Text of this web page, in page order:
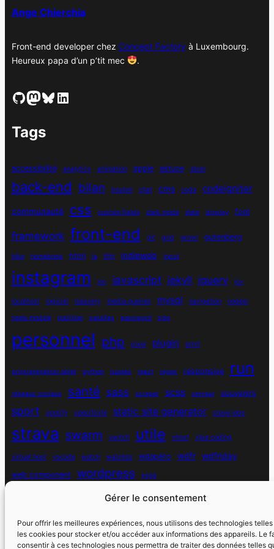
Gérer le consentement
Pour offrir les meilleures expériences, nous utilisons des technologies
les cookies pour stocker et/ou accéder aux informations des appareils. Le
consentir à ces technologies nous permettra de traiter des données telles
Ange Chierchia
Front-end developer chez Concept Factoryà Luxembourg.
Heureux papa d’un p’tit mec
.
GitHub Mastodon Bluesky LinkedIn
Tags
accessibilité analytics animation apple astuce atom
back-end bilan bouton chat cms coda codeigniter
communauté css custom fields dark mode date display font
framework front-end git grid growl gutenberg
hike homebrew html ia ifttt indieweb input
instagram ios javascript jekyll jquery jsx
localhost logiciel masonry media queries mysql navigation nodejs
node module nutrition parallax password pdo
personnel php pixel plugin print
programmation objet python quotes react regex responsive run
réseaux sociaux santé sass scraper scss serveur souvenirs
sport spotify spécificité static site generator steve jobs
strava swarm switch utile vhost vibe coding
virtual host vscode watch watchos wdapéro wdfr wdfriday
web component wordpress yoga
Politique de cookies (UE)